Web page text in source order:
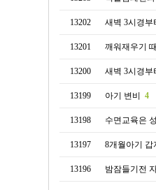
13202 새벽 3시경부
13201 깨워재우기
13200 새벽 3시경부
13199 아기 변비 4
13198 수면교육은
13197 8개월아기
13196 밤잠들기전